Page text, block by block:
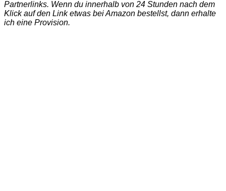
Partnerlinks. Wenn du innerhalb von 24 Stunden nach dem
Klick auf den Link etwas bei Amazon bestellst, dann erhalte
ich eine Provision.